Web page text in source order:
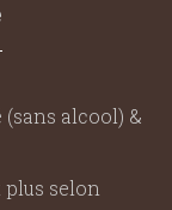
(sans alcool) &
plus selon